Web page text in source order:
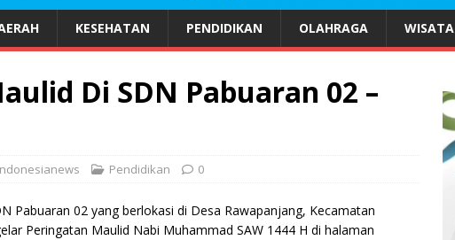
KESEHATAN PENDIDIKAN OLAHRAGA WISATA
Di SDN Pabuaran 02 –
Pendidikan 0
Pabuaran 02 yang berlokasi di Desa Rawapanjang, Kecamatan
Peringatan Maulid Nabi Muhammad SAW 1444 H di halaman